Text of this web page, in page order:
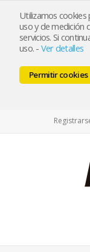
Utilizamos cookies
uso y de medición
servicios. Si
uso. - Ver detalles
Permitir cookies